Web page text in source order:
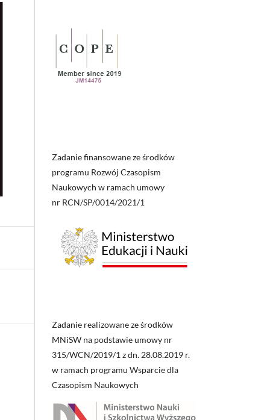
Zadanie finansowane ze środków
programu Rozwój Czasopism
Naukowych w ramach umowy
nr RCN/SP/0014/2021/1
Zadanie realizowane ze środków
MNiSW na podstawie umowy nr
315/WCN/2019/1 z dn. 28.08.2019 r.
w ramach programu Wsparcie dla
Czasopism Naukowych